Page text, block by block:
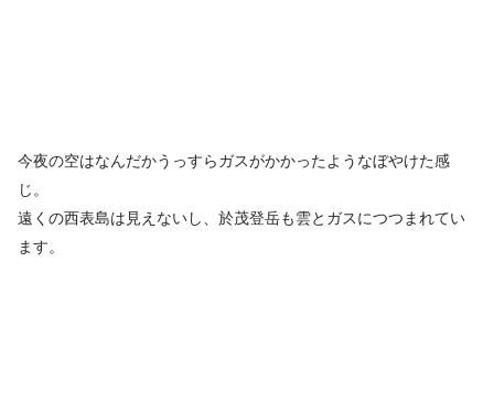
今夜の空はなんだかうっすらガスがかかったようなぼやけた感
じ。
遠くの西表島は見えないし、於茂登岳も雲とガスにつつまれてい
ます。